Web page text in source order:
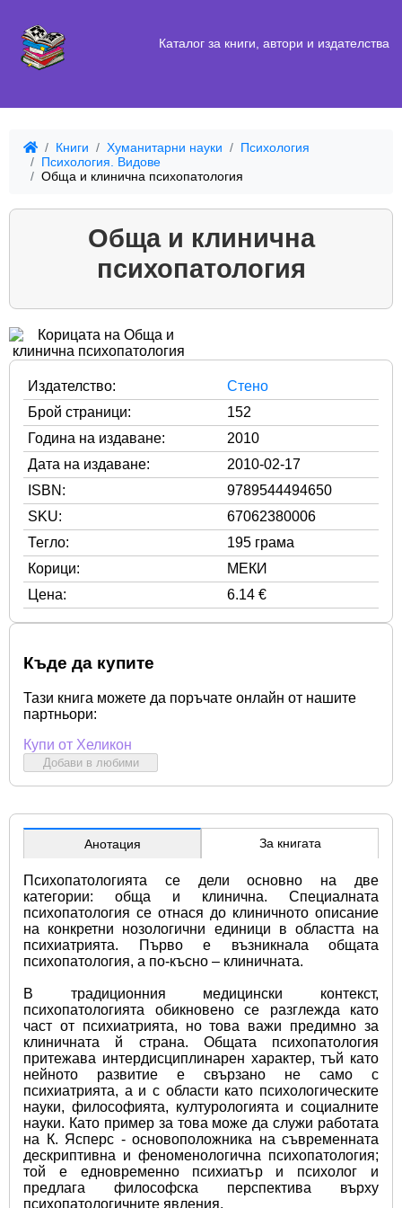
Каталог за книги, автори и издателства
Книги Хуманитарни науки
Психология
Психология. Видове
Обща и клинична психопатология
Обща и клинична
психопатология
Издателство:
Стено
Брой страници:
152
Година на издаване:
2010
Дата на издаване:
2010-02-17
ISBN:
9789544494650
SKU:
67062380006
Тегло:
195 грама
Корици:
МЕКИ
Цена:
6.14 €
Къде да купите
Тази книга можете да поръчате онлайн от нашите
партньори:
Купи от Хеликон
Добави в любими
Анотация За книгата
Психопатологията се дели основно на две
категории: обща и клинична. Специалната
психопатология се отнася до клиничното описание
на конкретни нозологични единици в областта на
психиатрията. Първо е възникнала общата
психопатология, а по-късно – клиничната.
В традиционния медицински контекст,
психопатологията обикновено се разглежда като
част от психиатрията, но това важи предимно за
клиничната й страна. Общата психопатология
притежава интердисциплинарен характер, тъй като
нейното развитие е свързано не само с
психиатрията, а и с области като психологическите
науки, философията, културологията и социалните
науки. Като пример за това може да служи работата
на К. Ясперс - основоположника на съвременната
дескриптивна и феноменологична психопатология;
той е едновременно психиатър и психолог и
предлага философска перспектива върху
психопатологичните явления.